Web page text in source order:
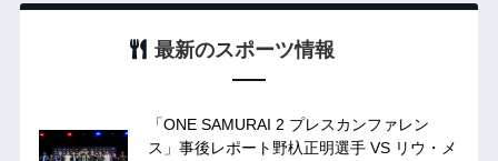
最新のスポーツ情報
「ONE SAMURAI 2 プレスカンファレン
ス」事後レポート野杁正明選手 VS リウ・メ